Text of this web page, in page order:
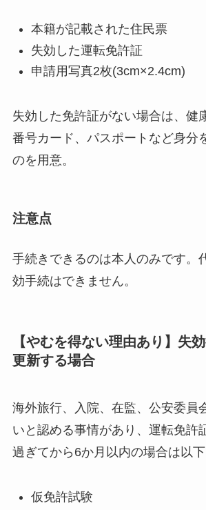
本籍が記載された住民票
失効した運転免許証
申請用写真2枚(3cm×2.4cm)
失効した免許証がない場合は、健
番号カード、パスポートなど身分
のを用意。
注意点
手続きできるのは本人のみです。
効手続はできません。
【やむを得ない理由あり】失
更新する場合
海外旅行、入院、在監、公安委員
いと認める事情があり、運転免許
過ぎてから6か月以内の場合は以下
仮免許試験